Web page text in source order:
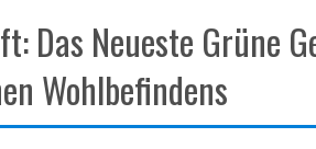
Das Neueste Grüne
Wohlbefindens